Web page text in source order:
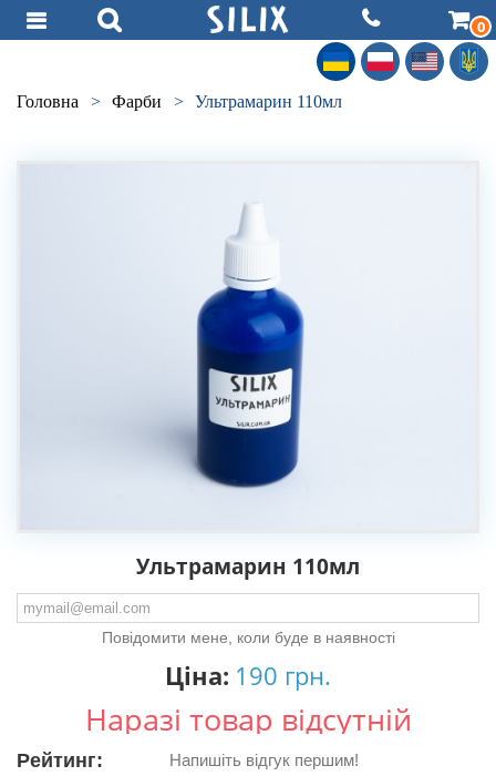
0
Головна > Фарби > Ультрамарин 110мл
Ультрамарин 110мл
Повідомити мене, коли буде в наявності
Ціна: 190 грн.
Наразі товар відсутній
Рейтинг: Напишіть відгук першим!